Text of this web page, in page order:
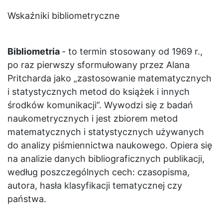
Wskaźniki bibliometryczne
Bibliometria - to termin stosowany od 1969 r.,
po raz pierwszy sformułowany przez Alana
Pritcharda jako „zastosowanie matematycznych
i statystycznych metod do książek i innych
środków komunikacji”. Wywodzi się z badań
naukometrycznych i jest zbiorem metod
matematycznych i statystycznych używanych
do analizy piśmiennictwa naukowego. Opiera się
na analizie danych bibliograficznych publikacji,
według poszczególnych cech: czasopisma,
autora, hasła klasyfikacji tematycznej czy
państwa.